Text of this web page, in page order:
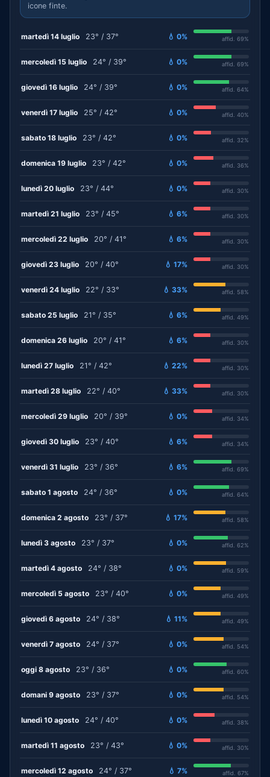
icone finte.
martedì 14 luglio 23° / 37° 💧 0% affid. 69%
mercoledì 15 luglio 24° / 39° 💧 0% affid. 69%
giovedì 16 luglio 24° / 39° 💧 0% affid. 64%
venerdì 17 luglio 25° / 42° 💧 0% affid. 40%
sabato 18 luglio 23° / 42° 💧 0% affid. 32%
domenica 19 luglio 23° / 42° 💧 0% affid. 36%
lunedì 20 luglio 23° / 44° 💧 0% affid. 30%
martedì 21 luglio 23° / 45° 💧 6% affid. 30%
mercoledì 22 luglio 20° / 41° 💧 6% affid. 30%
giovedì 23 luglio 20° / 40° 💧 17% affid. 30%
venerdì 24 luglio 22° / 33° 💧 33% affid. 58%
sabato 25 luglio 21° / 35° 💧 6% affid. 49%
domenica 26 luglio 20° / 41° 💧 6% affid. 30%
lunedì 27 luglio 21° / 42° 💧 22% affid. 30%
martedì 28 luglio 22° / 40° 💧 33% affid. 30%
mercoledì 29 luglio 20° / 39° 💧 0% affid. 34%
giovedì 30 luglio 23° / 40° 💧 6% affid. 34%
venerdì 31 luglio 23° / 36° 💧 6% affid. 69%
sabato 1 agosto 24° / 36° 💧 0% affid. 64%
domenica 2 agosto 23° / 37° 💧 17% affid. 58%
lunedì 3 agosto 23° / 37° 💧 0% affid. 62%
martedì 4 agosto 24° / 38° 💧 0% affid. 59%
mercoledì 5 agosto 23° / 40° 💧 0% affid. 49%
giovedì 6 agosto 24° / 38° 💧 11% affid. 49%
venerdì 7 agosto 24° / 37° 💧 0% affid. 54%
oggi 8 agosto 23° / 36° 💧 0% affid. 60%
domani 9 agosto 23° / 37° 💧 0% affid. 54%
lunedì 10 agosto 24° / 40° 💧 0% affid. 38%
martedì 11 agosto 23° / 43° 💧 0% affid. 30%
mercoledì 12 agosto 24° / 37° 💧 7% affid. 67%